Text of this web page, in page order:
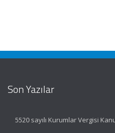
Son Yazılar
5520 sayılı Kurumlar Vergisi